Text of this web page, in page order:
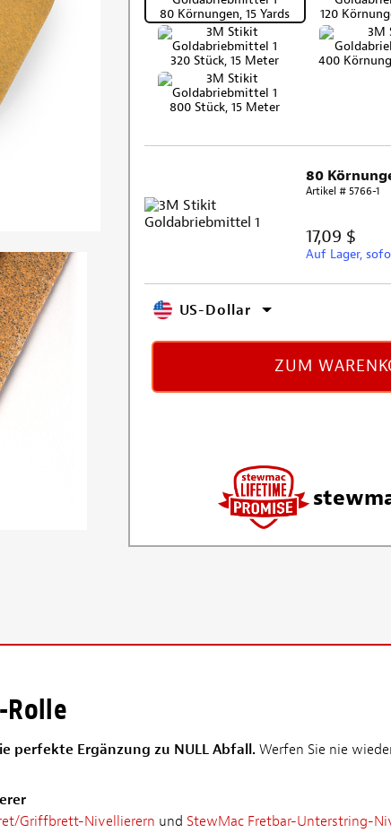
80 Körnungen, 15 Yards 120
320 Stück, 15 Meter 400
800 Stück, 15 Meter
80
Artikel # 5766-1
17,09 $
Auf Lager,
US-Dollar
ZUM
perfekte Ergänzung zu NULL Abfall.Werfen Sie nie
Griffbrett-Nivellierern und StewMac Fretbar-Unterstring-